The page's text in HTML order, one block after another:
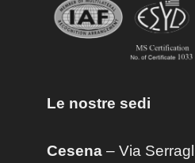
Le nostre sedi
Cesena– Via